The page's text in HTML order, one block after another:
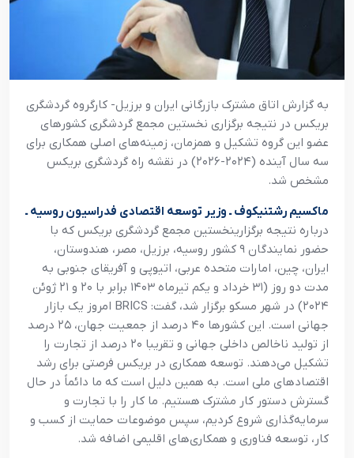
به گزارش اتاق مشترک بازرگانی ایران و برزیل- کارگروه گردشگری
بریکس در نتیجه برگزاری نخستین مجمع گردشگری کشورهای
عضو این گروه تشکیل و همزمان، زمینه‌های اصلی همکاری برای
سه سال آینده (۲۰۲۴-۲۰۲۶) در نقشه راه گردشگری بریکس
مشخص شد.
ماکسیم رشتنیکوف ـ وزیر توسعه اقتصادی فدراسیون روسیه ـ
درباره نتیجه برگزارینخستین مجمع گردشگری بریکس که با
حضور نمایندگان ۹ کشور روسیه، برزیل، مصر، هندوستان،
ایران، چین، امارات متحده عربی، اتیوپی و آفریقای جنوبی به
مدت دو روز (۳۱ خرداد و یکم تیرماه ۱۴۰۳ برابر با ۲۰ و ۲۱ ژوئن
۲۰۲۴) در شهر مسکو برگزار شد، گفت: BRICS امروز یک بازار
جهانی است. این کشورها ۴۰ درصد از جمعیت جهان، ۲۵ درصد
از تولید ناخالص داخلی جهانی و تقریبا ۲۰ درصد از تجارت را
تشکیل می‌دهند. توسعه همکاری در بریکس فرصتی برای رشد
اقتصادهای ملی است. به همین دلیل است که ما دائماً در حال
گسترش دستور کار مشترک هستیم. ما کار را با تجارت و
سرمایه‌گذاری شروع کردیم، سپس موضوعات حمایت از کسب و
کار، توسعه فناوری و همکاری‌های اقلیمی اضافه شد.